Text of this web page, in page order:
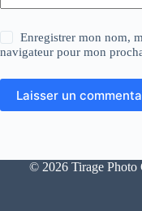
Enregistrer mon nom,
navigateur pour mon
Laisser un
© 2026 Tirage Photo